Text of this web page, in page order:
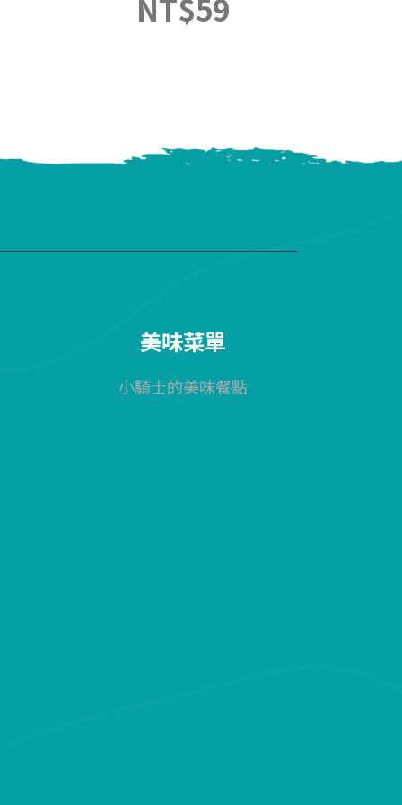
NT$59
美味菜單
小騎士的美味餐點